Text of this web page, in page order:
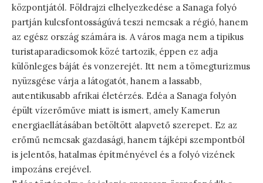
központjától. Földrajzi elhelyezkedése a Sanaga folyó
partján kulcsfontosságúvá teszi nemcsak a régió, hanem
az egész ország számára is. A város maga nem a tipikus
turistaparadicsomok közé tartozik, éppen ez adja
különleges báját és vonzerejét. Itt nem a tömegturizmus
nyüzsgése várja a látogatót, hanem a lassabb,
autentikusabb afrikai életérzés. Edéa a Sanaga folyón
épült vízerőműve miatt is ismert, amely Kamerun
energiaellátásában betöltött alapvető szerepet. Ez az
erőmű nemcsak gazdasági, hanem tájképi szempontból
is jelentős, hatalmas építményével és a folyó vizének
impozáns erejével.